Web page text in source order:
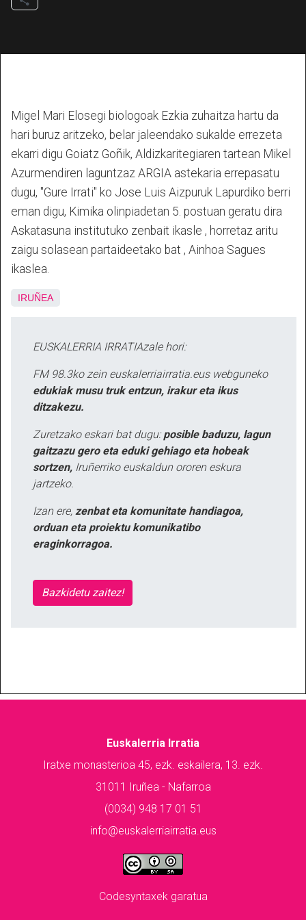
Migel Mari Elosegi biologoak Ezkia zuhaitza hartu da
hari buruz aritzeko, belar jaleendako sukalde errezeta
ekarri digu Goiatz Goñik, Aldizkaritegiaren tartean Mikel
Azurmendiren laguntzaz ARGIA astekaria errepasatu
dugu, "Gure Irrati" ko Jose Luis Aizpuruk Lapurdiko berri
eman digu, Kimika olinpiadetan 5. postuan geratu dira
Askatasuna institutuko zenbait ikasle , horretaz aritu
zaigu solasean partaideetako bat , Ainhoa Sagues
ikaslea.
IRUÑEA
EUSKALERRIA IRRATIAzale hori:
FM 98.3ko zein euskalerriairratia.eus webguneko
edukiak musu truk entzun, irakur eta ikus
ditzakezu.
Zuretzako eskari bat dugu: posible baduzu, lagun
gaitzazu gero eta eduki gehiago eta hobeak
sortzen, Iruñerriko euskaldun ororen eskura
jartzeko.
Izan ere, zenbat eta komunitate handiagoa,
orduan eta proiektu komunikatibo
eraginkorragoa.
Bazkidetu zaitez!
Euskalerria Irratia
Iratxe monasterioa 45, ezk. eskailera, 13. ezk.
31011 Iruñea - Nafarroa
(0034) 948 17 01 51
info@euskalerriairratia.eus
Codesyntaxek garatua